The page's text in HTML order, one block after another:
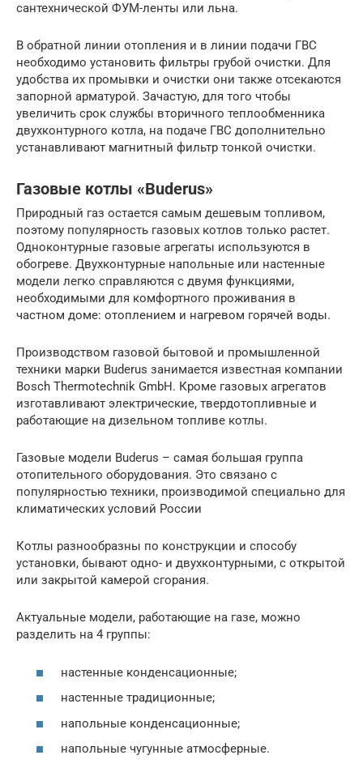
сантехнической ФУМ-ленты или льна.
В обратной линии отопления и в линии подачи ГВС
необходимо установить фильтры грубой очистки. Для
удобства их промывки и очистки они также отсекаются
запорной арматурой. Зачастую, для того чтобы
увеличить срок службы вторичного теплообменника
двухконтурного котла, на подаче ГВС дополнительно
устанавливают магнитный фильтр тонкой очистки.
Газовые котлы «Buderus»
Природный газ остается самым дешевым топливом,
поэтому популярность газовых котлов только растет.
Одноконтурные газовые агрегаты используются в
обогреве. Двухконтурные напольные или настенные
модели легко справляются с двумя функциями,
необходимыми для комфортного проживания в
частном доме: отоплением и нагревом горячей воды.
Производством газовой бытовой и промышленной
техники марки Buderus занимается известная компании
Bosch Thermotechnik GmbH. Кроме газовых агрегатов
изготавливают электрические, твердотопливные и
работающие на дизельном топливе котлы.
Газовые модели Buderus – самая большая группа
отопительного оборудования. Это связано с
популярностью техники, производимой специально для
климатических условий России
Котлы разнообразны по конструкции и способу
установки, бывают одно- и двухконтурными, с открытой
или закрытой камерой сгорания.
Актуальные модели, работающие на газе, можно
разделить на 4 группы:
настенные конденсационные;
настенные традиционные;
напольные конденсационные;
напольные чугунные атмосферные.